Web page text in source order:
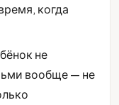
когда
не
вообще — не